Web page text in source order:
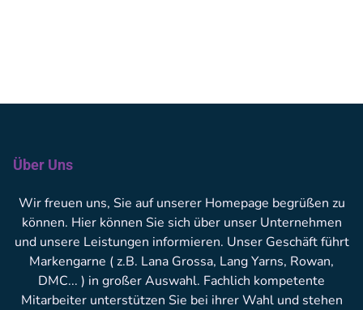
Über Uns
Wir freuen uns, Sie auf unserer Homepage begrüßen zu
können. Hier können Sie sich über unser Unternehmen
und unsere Leistungen informieren. Unser Geschäft führt
Markengarne ( z.B. Lana Grossa, Lang Yarns, Rowan,
DMC... ) in großer Auswahl. Fachlich kompetente
Mitarbeiter unterstützen Sie bei ihrer Wahl und stehen